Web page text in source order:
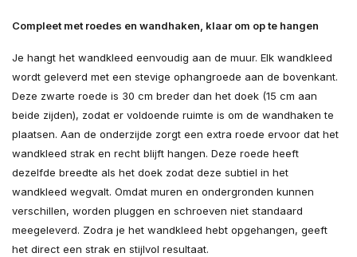
Compleet met roedes en wandhaken, klaar om op te hangen
Je hangt het wandkleed eenvoudig aan de muur. Elk wandkleed
wordt geleverd met een stevige ophangroede aan de bovenkant.
Deze zwarte roede is 30 cm breder dan het doek (15 cm aan
beide zijden), zodat er voldoende ruimte is om de wandhaken te
plaatsen. Aan de onderzijde zorgt een extra roede ervoor dat het
wandkleed strak en recht blijft hangen. Deze roede heeft
dezelfde breedte als het doek zodat deze subtiel in het
wandkleed wegvalt. Omdat muren en ondergronden kunnen
verschillen, worden pluggen en schroeven niet standaard
meegeleverd. Zodra je het wandkleed hebt opgehangen, geeft
het direct een strak en stijlvol resultaat.